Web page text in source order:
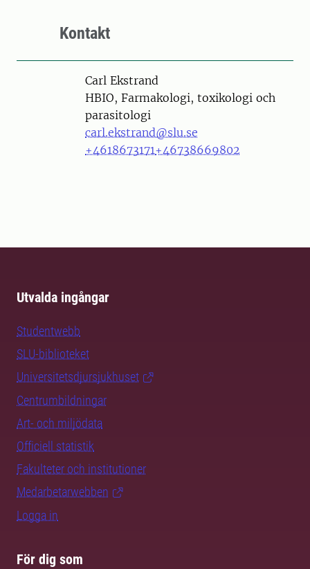
Kontakt
PersonCarl Ekstrand
HBIO, Farmakologi, toxikologi och
parasitologi
carl.ekstrand@slu.se
+4618673171+46738669802
Utvalda ingångar
Studentwebb
SLU-biblioteket
Universitetsdjursjukhuset
Centrumbildningar
Art- och miljödata
Officiell statistik
Fakulteter och institutioner
Medarbetarwebben
Logga in
För dig som